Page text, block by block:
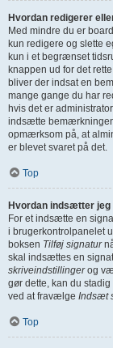
Hvordan redigerer
Med mindre du er
kun redigere og slette
kun i et begrænset
knappen ud for det
bliver der indsat en
mange gange du har
hvis det er
indsætte
opmærksom på, at
er blevet svaret på det.
Top
Hvordan indsætter
For et indsætte en
i brugerkontrolpanelet
boksen Tilføj signatur
skal indsættes en
skriveindstillingerog
gør dette, kan du
ved at fravælge Indsæt
Top